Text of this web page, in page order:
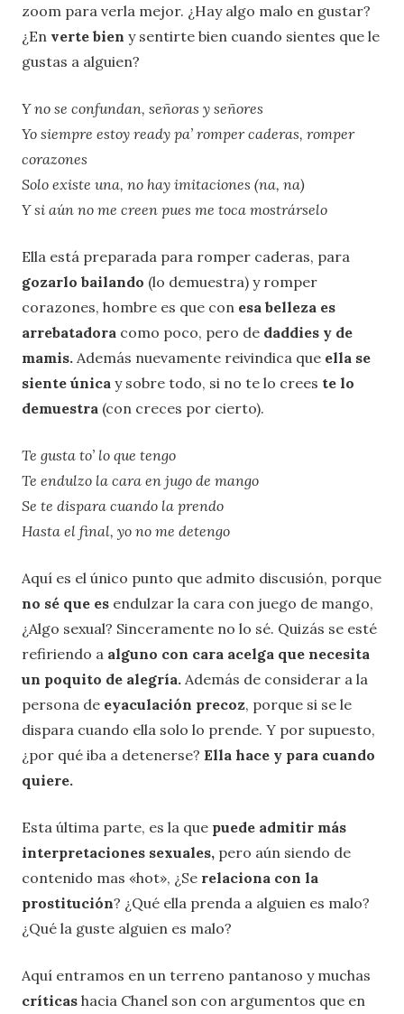
zoom para verla mejor. ¿Hay algo malo en gustar?
¿En verte bien y sentirte bien cuando sientes que le
gustas a alguien?
Y no se confundan, señoras y señores
Yo siempre estoy ready pa’ romper caderas, romper
corazones
Solo existe una, no hay imitaciones (na, na)
Y si aún no me creen pues me toca mostrárselo
Ella está preparada para romper caderas, para
gozarlo bailando (lo demuestra) y romper
corazones, hombre es que con esa belleza es
arrebatadora como poco, pero de daddies y de
mamis. Además nuevamente reivindica que ella se
siente única y sobre todo, si no te lo crees te lo
demuestra (con creces por cierto).
Te gusta to’ lo que tengo
Te endulzo la cara en jugo de mango
Se te dispara cuando la prendo
Hasta el final, yo no me detengo
Aquí es el único punto que admito discusión, porque
no sé que es endulzar la cara con juego de mango,
¿Algo sexual? Sinceramente no lo sé. Quizás se esté
refiriendo a alguno con cara acelga que necesita
un poquito de alegría. Además de considerar a la
persona de eyaculación precoz, porque si se le
dispara cuando ella solo lo prende. Y por supuesto,
¿por qué iba a detenerse? Ella hace y para cuando
quiere.
Esta última parte, es la que puede admitir más
interpretaciones sexuales, pero aún siendo de
contenido mas «hot», ¿Se relaciona con la
prostitución? ¿Qué ella prenda a alguien es malo?
¿Qué la guste alguien es malo?
Aquí entramos en un terreno pantanoso y muchas
críticas hacia Chanel son con argumentos que en